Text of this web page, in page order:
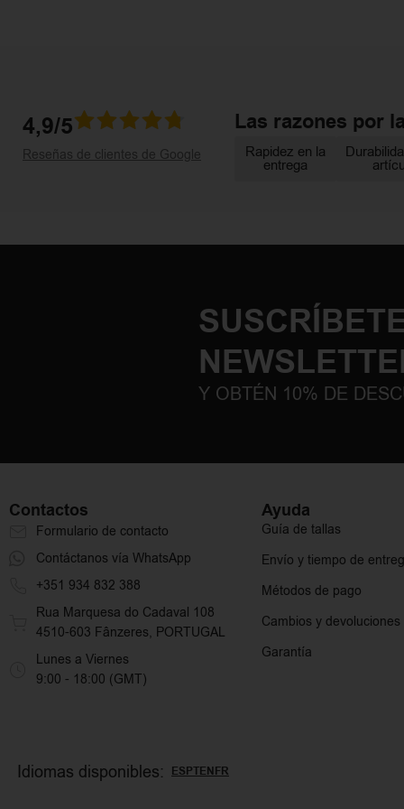
4,9/5
Reseñas de clientes de Google
Las razones por
Rapidez en la
entrega
Y OBTÉN 10% DE
Contactos
Formulario de contacto
Contáctanos vía WhatsApp
+351 934 832 388
Rua Marquesa do Cadaval 108
4510-603 Fânzeres, PORTUGAL
Lunes a Viernes
9:00 - 18:00 (GMT)
Ayuda
Guía de tallas
Envío y tiempo de
Métodos de pago
Cambios y devoluciones
Garantía
Idiomas disponibles: ESPTENFR